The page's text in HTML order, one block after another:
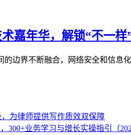
嘉年华，解锁“不一
的边界不断融合，网络安全和信息
为律师提供写作质效双保障
300+业务学习与增长实操指引（